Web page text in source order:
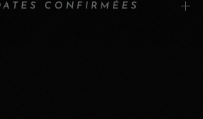
CONFIRMÉES